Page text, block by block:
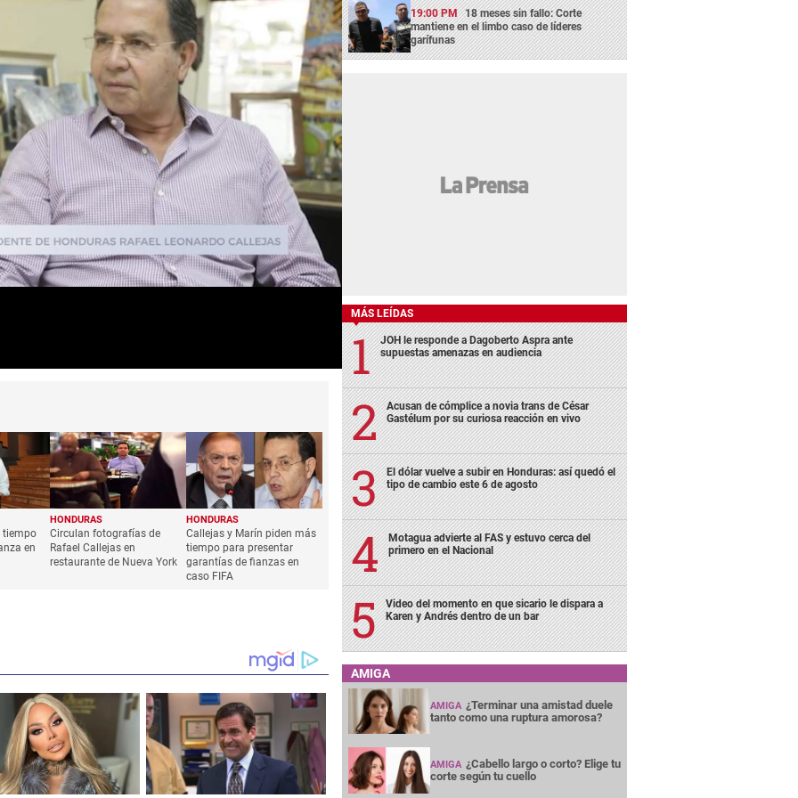
19:00 PM 18 meses sin fallo: Corte
mantiene en el limbo caso de líderes
garífunas
MÁS LEÍDAS
JOH le responde a Dagoberto Aspra ante
supuestas amenazas en audiencia
Acusan de cómplice a novia trans de César
Gastélum por su curiosa reacción en vivo
El dólar vuelve a subir en Honduras: así quedó el
tipo de cambio este 6 de agosto
Motagua advierte al FAS y estuvo cerca del
primero en el Nacional
Video del momento en que sicario le dispara a
Karen y Andrés dentro de un bar
AMIGA
AMIGA ¿Terminar una amistad duele
tanto como una ruptura amorosa?
AMIGA ¿Cabello largo o corto? Elige tu
corte según tu cuello